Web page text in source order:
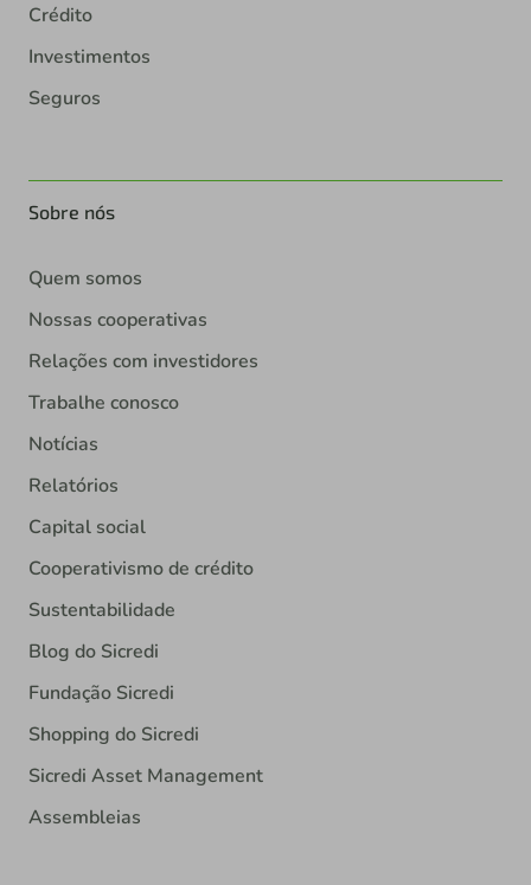
Crédito
Investimentos
Seguros
Sobre nós
Quem somos
Nossas cooperativas
Relações com investidores
Trabalhe conosco
Notícias
Relatórios
Capital social
Cooperativismo de crédito
Sustentabilidade
Blog do Sicredi
Fundação Sicredi
Shopping do Sicredi
Sicredi Asset Management
Assembleias